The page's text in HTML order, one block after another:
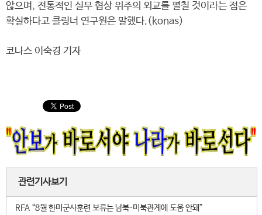
않으며, 전통적인 실무 협상 위주의 외교를 펼칠 것이라는 점은
확실하다고 클링너 연구원은 말했다.(konas)
코나스 이숙경 기자
관련기사보기
RFA “8월 한미군사훈련 보류는 남북·미북관계에 도움 안돼”